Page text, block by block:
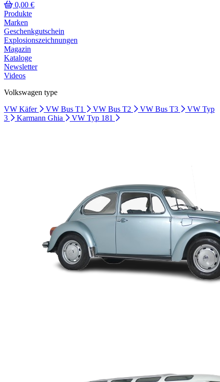
0,00 €
Produkte
Marken
Geschenkgutschein
Explosionszeichnungen
Magazin
Kataloge
Newsletter
Videos
Volkswagen type
VW Käfer
VW Bus T1 VW Bus T2 VW Bus T3
VW Typ
3
Karmann Ghia VW Typ 181